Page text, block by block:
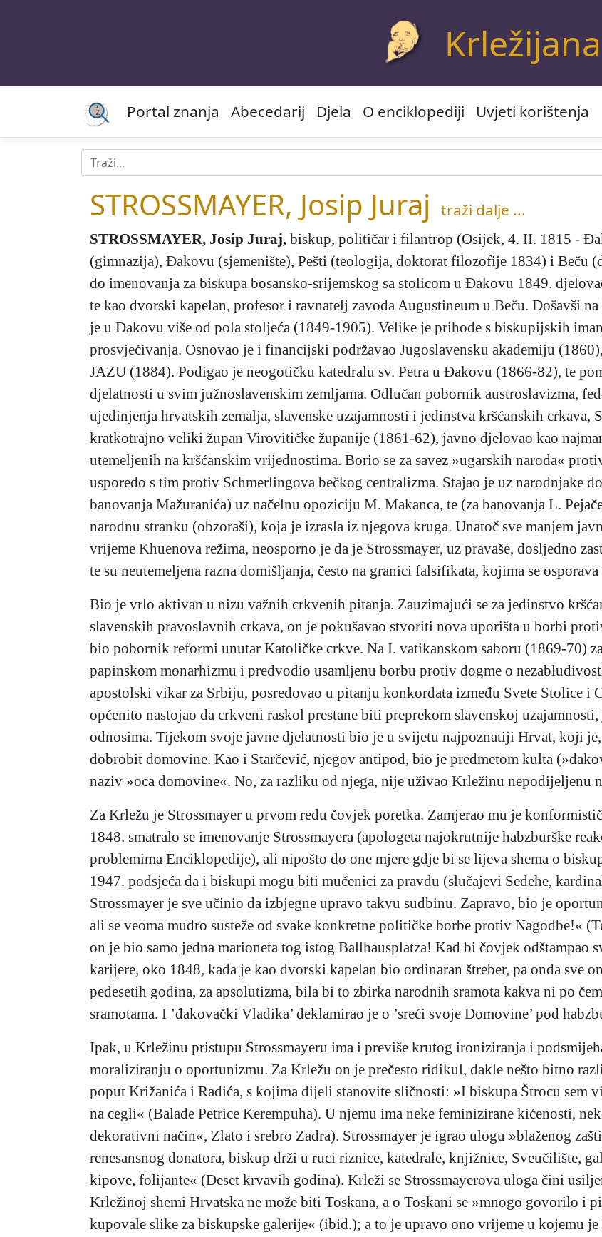
Krležijana
Portal znanja Abecedarij Djela O enciklopediji Uvjeti korištenja
STROSSMAYER, Josip Juraj traži dalje ...
STROSSMAYER, Josip Juraj, biskup, političar i filantrop (Osijek, 4. II. 1815 -
(gimnazija), Đakovu (sjemenište), Pešti (teologija, doktorat filozofije 1834) i Beču
do imenovanja za biskupa bosansko-srijemskog sa stolicom u Đakovu 1849.
te kao dvorski kapelan, profesor i ravnatelj zavoda Augustineum u Beču. Došavši
je u Đakovu više od pola stoljeća (1849-1905). Velike je prihode s biskupijskih
prosvjećivanja. Osnovao je i financijski podržavao Jugoslavensku akademiju
JAZU (1884). Podigao je neogotičku katedralu sv. Petra u Đakovu (1866-82), te
djelatnosti u svim južnoslavenskim zemljama. Odlučan pobornik austroslavizma,
ujedinjenja hrvatskih zemalja, slavenske uzajamnosti i jedinstva kršćanskih crkava,
kratkotrajno veliki župan Virovitičke županije (1861-62), javno djelovao kao
utemeljenih na kršćanskim vrijednostima. Borio se za savez »ugarskih naroda«
usporedo s tim protiv Schmerlingova bečkog centralizma. Stajao je uz narodnjake
banovanja Mažuranića) uz načelnu opoziciju M. Makanca, te (za banovanja L.
narodnu stranku (obzoraši), koja je izrasla iz njegova kruga. Unatoč sve manjem
vrijeme Khuenova režima, neosporno je da je Strossmayer, uz pravaše, dosljedno
te su neutemeljena razna domišljanja, često na granici falsifikata, kojima se
Bio je vrlo aktivan u nizu važnih crkvenih pitanja. Zauzimajući se za jedinstvo
slavenskih pravoslavnih crkava, on je pokušavao stvoriti nova uporišta u borbi
bio pobornik reformi unutar Katoličke crkve. Na I. vatikanskom saboru (1869-70)
papinskom monarhizmu i predvodio usamljenu borbu protiv dogme o
apostolski vikar za Srbiju, posredovao u pitanju konkordata između Svete Stolice i
općenito nastojao da crkveni raskol prestane biti preprekom slavenskoj
odnosima. Tijekom svoje javne djelatnosti bio je u svijetu najpoznatiji Hrvat, koji
dobrobit domovine. Kao i Starčević, njegov antipod, bio je predmetom kulta
naziv »oca domovine«. No, za razliku od njega, nije uživao Krležinu nepodijeljenu
Za Krležu je Strossmayer u prvom redu čovjek poretka. Zamjerao mu je
1848. smatralo se imenovanje Strossmayera (apologeta najokrutnije habzburške
problemima Enciklopedije), ali nipošto do one mjere gdje bi se lijeva shema o
1947. podsjeća da i biskupi mogu biti mučenici za pravdu (slučajevi Sedehe,
Strossmayer je sve učinio da izbjegne upravo takvu sudbinu. Zapravo, bio je
ali se veoma mudro susteže od svake konkretne političke borbe protiv Nagodbe!«
on je bio samo jedna marioneta tog istog Ballhausplatza! Kad bi čovjek odštampao
karijere, oko 1848, kada je kao dvorski kapelan bio ordinaran štreber, pa onda sve
pedesetih godina, za apsolutizma, bila bi to zbirka narodnih sramota kakva ni po
sramotama. I ’đakovački Vladika’ deklamirao je o ’sreći svoje Domovine’ pod
Ipak, u Krležinu pristupu Strossmayeru ima i previše krutog ironiziranja i
moraliziranju o oportunizmu. Za Krležu on je prečesto ridikul, dakle nešto bitno
poput Križanića i Radića, s kojima dijeli stanovite sličnosti: »I biskupa Štrocu sem
na cegli« (Balade Petrice Kerempuha). U njemu ima neke feminizirane kićenosti,
dekorativni način«, Zlato i srebro Zadra). Strossmayer je igrao ulogu »blaženog
renesansnog donatora, biskup drži u ruci riznice, katedrale, knjižnice, Sveučilište,
kipove, folijante« (Deset krvavih godina). Krleži se Strossmayerova uloga čini
Krležinoj shemi Hrvatska ne može biti Toskana, a o Toskani se »mnogo govorilo i
kupovale slike za biskupske galerije« (ibid.); a to je upravo ono vrijeme u kojemu